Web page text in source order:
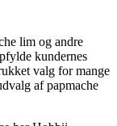
lim og andre
kundernes
valg for mange
af papmache